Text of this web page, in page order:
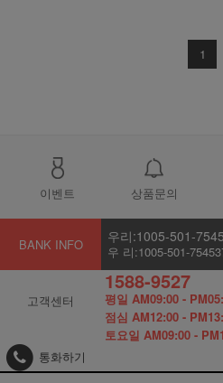
1
이벤트 상품문의
BANK INFO 우리:1005-501-
우 리:1005-501-
고객센터
1588-9527
평일 AM09:00 -
점심 AM12:00 -
토요일 AM09:00 -
통화하기